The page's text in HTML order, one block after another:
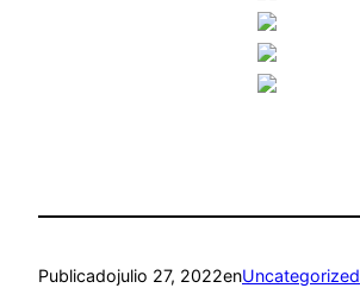
Publicadojulio 27, 2022enUncategorized